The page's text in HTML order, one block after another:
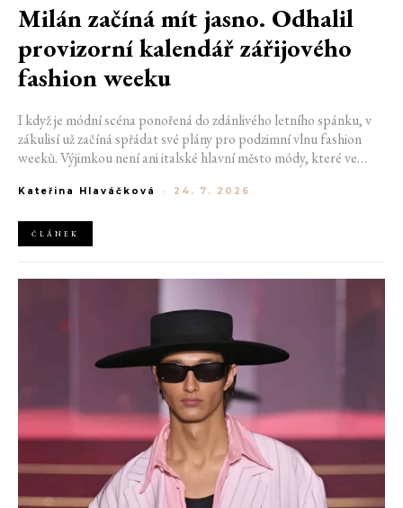
Milán začíná mít jasno. Odhalil
provizorní kalendář zářijového
fashion weeku
I když je módní scéna ponořená do zdánlivého letního spánku, v
zákulisí už začíná spřádat své plány pro podzimní vlnu fashion
weeků. Výjimkou není ani italské hlavní město módy, které ve
22. do 28. září přivítá tradiční jména, pozornost však zaměří
Moschino.
Kateřina Hlaváčková - 24. 7. 2026
ČLÁNEK